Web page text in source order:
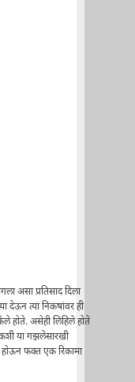
असा प्रतिसाद दिला
देऊन त्या निकषांवर ही
होते. असेही लिहिले होते
या गझलेसारखी
होऊन फक्त एक रिकामा